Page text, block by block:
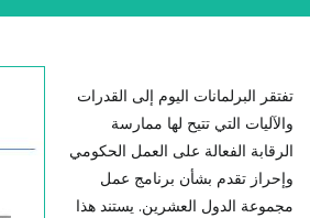
تفتقر البرلمانات اليوم إلى القدرات
والآليات التي تتيح لها ممارسة
الرقابة الفعالة على العمل الحكومي
وإحراز تقدم بشأن برنامج عمل
مجموعة الدول العشرين. يستند هذا